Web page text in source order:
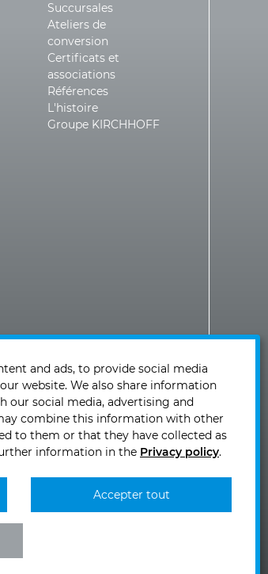
Succursales
Ateliers de
conversion
Certificats et
associations
Références
L'histoire
Groupe KIRCHHOFF
KIRCHHOFFKIRCHHOFF
and ads, to provide social media
website. We also share information
our social media, advertising and
combine this information with other
to them or that they have collected as
information in the Privacy policy.
Accepter tout